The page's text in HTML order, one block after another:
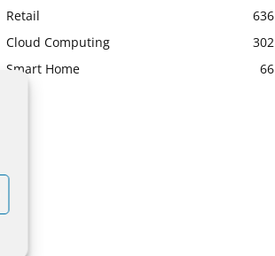
Retail
636
Cloud Computing
302
Smart Home
66